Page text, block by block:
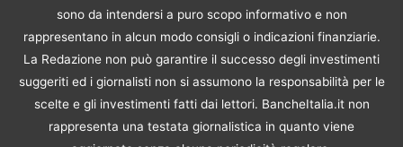
sono da intendersi a puro scopo informativo e non
rappresentano in alcun modo consigli o indicazioni finanziarie.
La Redazione non può garantire il successo degli investimenti
suggeriti ed i giornalisti non si assumono la responsabilità per le
scelte e gli investimenti fatti dai lettori. BancheItalia.it non
rappresenta una testata giornalistica in quanto viene